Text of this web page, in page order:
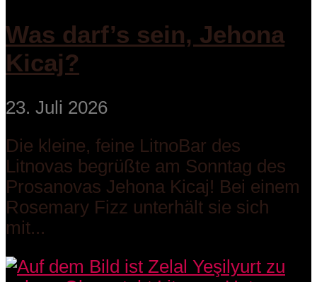
Was darf’s sein, Jehona
Kicaj?
23. Juli 2026
Die kleine, feine LitnoBar des
Litnovas begrüßte am Sonntag des
Prosanovas Jehona Kicaj! Bei einem
Rosemary Fizz unterhält sie sich
mit...